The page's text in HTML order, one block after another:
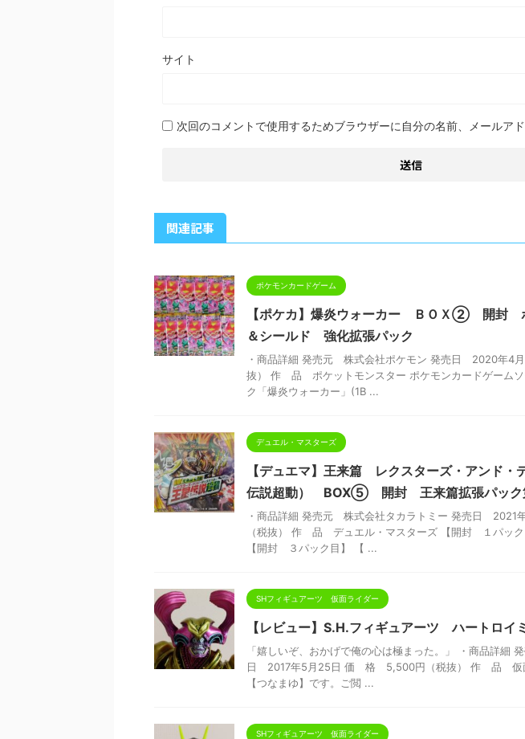
サイト
次回のコメントで使用するためブラウザーに自分の名前、メールア
関連記事
ポケモンカードゲーム
【ポケカ】爆炎ウォーカー ＢＯＸ② 開封
＆シールド 強化拡張パック
・商品詳細 発売元 株式会社ポケモン 発売日 2020年
抜） 作 品 ポケットモンスター ポケモンカードゲームソ
ク「爆炎ウォーカー」(1B ...
デュエル・マスターズ
【デュエマ】王来篇 レクスターズ・アンド・
伝説超動） BOX⑤ 開封 王来篇拡張パック
・商品詳細 発売元 株式会社タカラトミー 発売日
（税抜） 作 品 デュエル・マスターズ 【開封 １パック
【開封 ３パック目】 【 ...
SHフィギュアーツ 仮面ライダー
【レビュー】S.H.フィギュアーツ ハートロイ
「嬉しいぞ、おかげで俺の心は極まった。」 ・商品詳細
日 2017年5月25日 価 格 5,500円（税抜） 作 品 仮面
【つなまゆ】です。ご閲 ...
SHフィギュアーツ 仮面ライダー